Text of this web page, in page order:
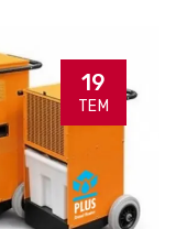
19
TEM